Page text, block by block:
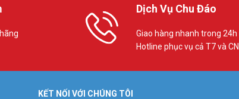
Dịch Vụ Chu Đáo
Giao hàng nhanh trong 24h
Hotline phục vụ cả T7 và CN
KẾT NỐI VỚI CHÚNG TÔI